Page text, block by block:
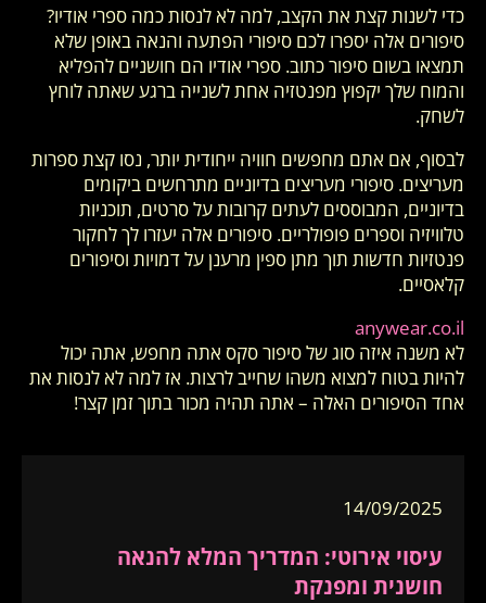
כדי לשנות קצת את הקצב, למה לא לנסות כמה ספרי אודיו?
סיפורים אלה יספרו לכם סיפורי הפתעה והנאה באופן שלא
תמצאו בשום סיפור כתוב. ספרי אודיו הם חושניים להפליא
והמוח שלך יקפוץ מפנטזיה אחת לשנייה ברגע שאתה לוחץ
לשחק.
לבסוף, אם אתם מחפשים חוויה ייחודית יותר, נסו קצת ספרות
מעריצים. סיפורי מעריצים בדיוניים מתרחשים ביקומים
בדיוניים, המבוססים לעתים קרובות על סרטים, תוכניות
טלוויזיה וספרים פופולריים. סיפורים אלה יעזרו לך לחקור
פנטזיות חדשות תוך מתן ספין מרענן על דמויות וסיפורים
קלאסיים.
anywear.co.il
לא משנה איזה סוג של סיפור סקס אתה מחפש, אתה יכול
להיות בטוח למצוא משהו שחייב לרצות. אז למה לא לנסות את
אחד הסיפורים האלה – אתה תהיה מכור בתוך זמן קצר!
14/09/2025
עיסוי אירוטי: המדריך המלא להנאה
חושנית ומפנקת